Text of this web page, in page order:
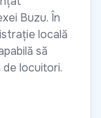
Buzu. În
locală
să
de locuitori.